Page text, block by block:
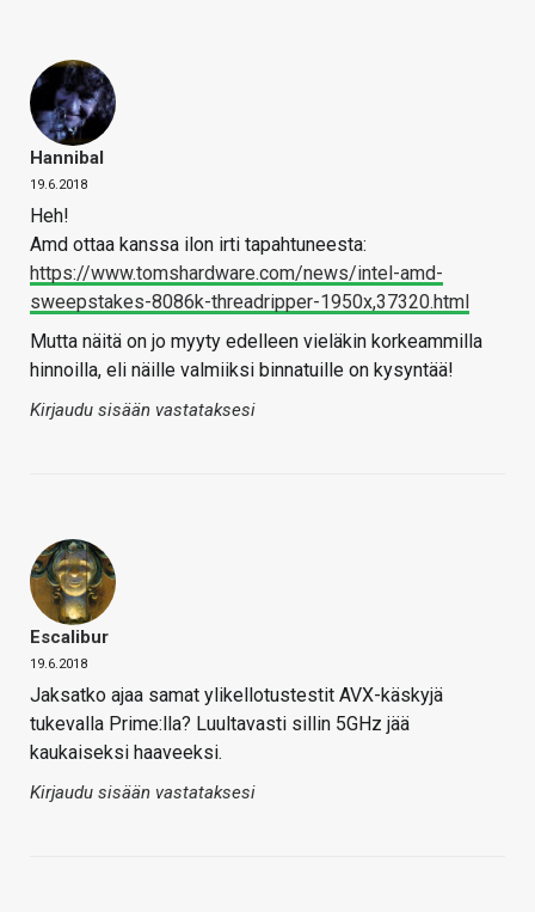
Hannibal
19.6.2018
Heh!
Amd ottaa kanssa ilon irti tapahtuneesta:
https://www.tomshardware.com/news/intel-amd-
sweepstakes-8086k-threadripper-1950x,37320.html
Mutta näitä on jo myyty edelleen vieläkin korkeammilla
hinnoilla, eli näille valmiiksi binnatuille on kysyntää!
Kirjaudu sisään vastataksesi
Escalibur
19.6.2018
Jaksatko ajaa samat ylikellotustestit AVX-käskyjä
tukevalla Prime:lla? Luultavasti sillin 5GHz jää
kaukaiseksi haaveeksi.
Kirjaudu sisään vastataksesi